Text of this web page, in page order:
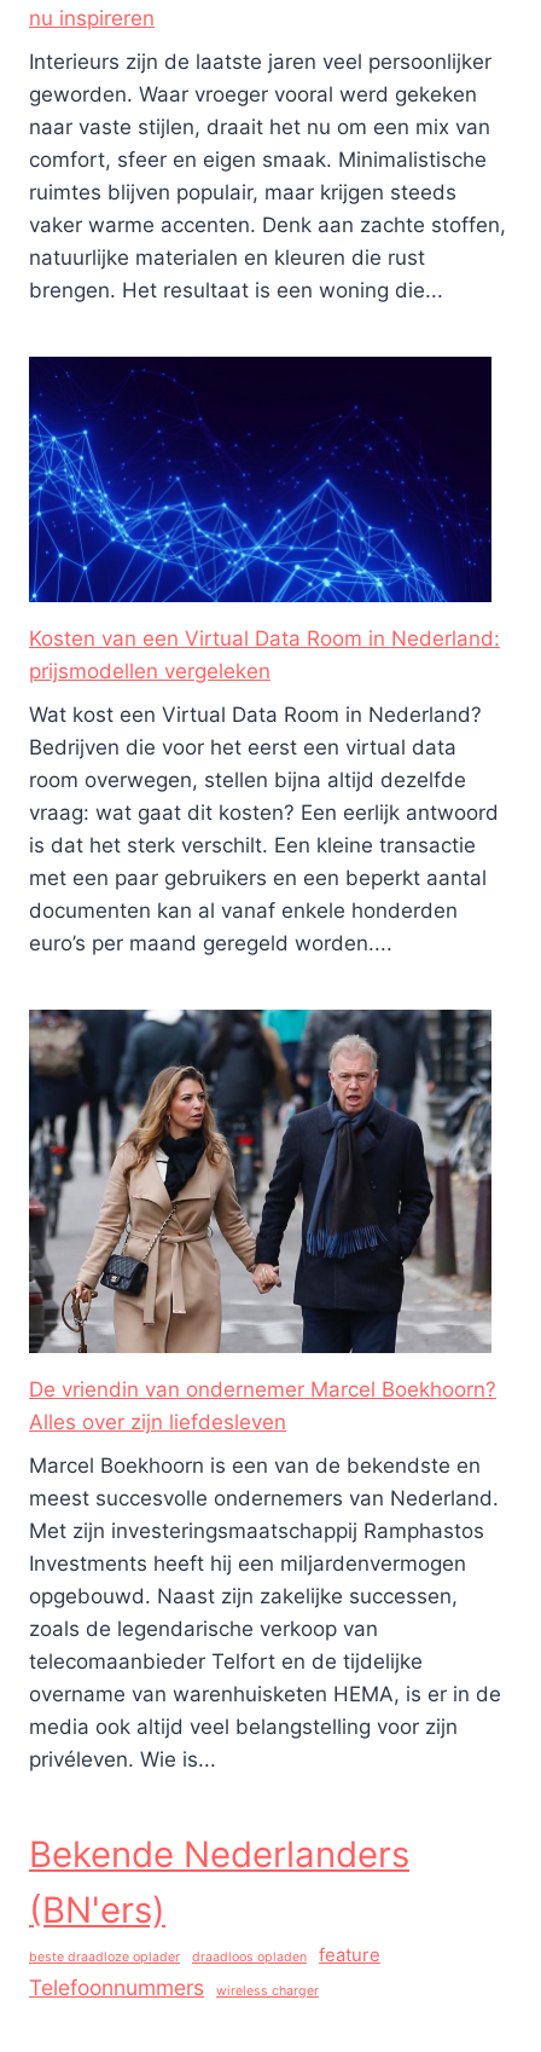
nu inspireren
Interieurs zijn de laatste jaren veel persoonlijker
geworden. Waar vroeger vooral werd gekeken
naar vaste stijlen, draait het nu om een mix van
comfort, sfeer en eigen smaak. Minimalistische
ruimtes blijven populair, maar krijgen steeds
vaker warme accenten. Denk aan zachte stoffen,
natuurlijke materialen en kleuren die rust
brengen. Het resultaat is een woning die...
Kosten van een Virtual Data Room in Nederland:
prijsmodellen vergeleken
Wat kost een Virtual Data Room in Nederland?
Bedrijven die voor het eerst een virtual data
room overwegen, stellen bijna altijd dezelfde
vraag: wat gaat dit kosten? Een eerlijk antwoord
is dat het sterk verschilt. Een kleine transactie
met een paar gebruikers en een beperkt aantal
documenten kan al vanaf enkele honderden
euro’s per maand geregeld worden....
De vriendin van ondernemer Marcel Boekhoorn?
Alles over zijn liefdesleven
Marcel Boekhoorn is een van de bekendste en
meest succesvolle ondernemers van Nederland.
Met zijn investeringsmaatschappij Ramphastos
Investments heeft hij een miljardenvermogen
opgebouwd. Naast zijn zakelijke successen,
zoals de legendarische verkoop van
telecomaanbieder Telfort en de tijdelijke
overname van warenhuisketen HEMA, is er in de
media ook altijd veel belangstelling voor zijn
privéleven. Wie is...
Bekende Nederlanders
(BN'ers)
beste draadloze oplader draadloos opladen feature
Telefoonnummers wireless charger